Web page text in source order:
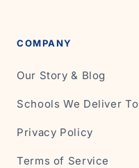
COMPANY
Our Story & Blog
Schools We Deliver To
Privacy Policy
Terms of Service